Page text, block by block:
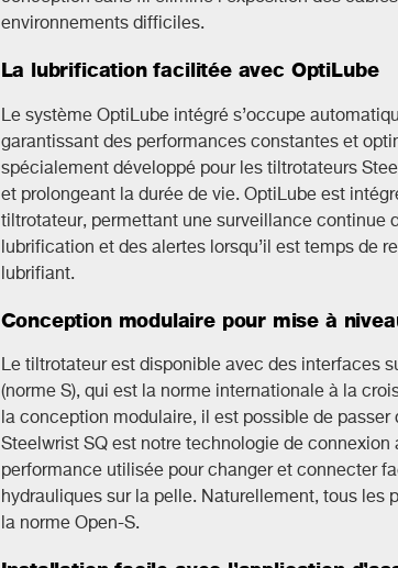
environnements difficiles.
La lubrification facilitée avec OptiLube
Le système OptiLube intégré s’occupe
garantissant des performances constantes et
spécialement développé pour les tiltrotateurs
et prolongeant la durée de vie. OptiLube est
tiltrotateur, permettant une surveillance continue
lubrification et des alertes lorsqu’il est temps de
lubrifiant.
Conception modulaire pour mise à
Le tiltrotateur est disponible avec des interfaces
(norme S), qui est la norme internationale à la
la conception modulaire, il est possible de passer
Steelwrist SQ est notre technologie de connexion
performance utilisée pour changer et connecter
hydrauliques sur la pelle. Naturellement, tous les
la norme Open-S.